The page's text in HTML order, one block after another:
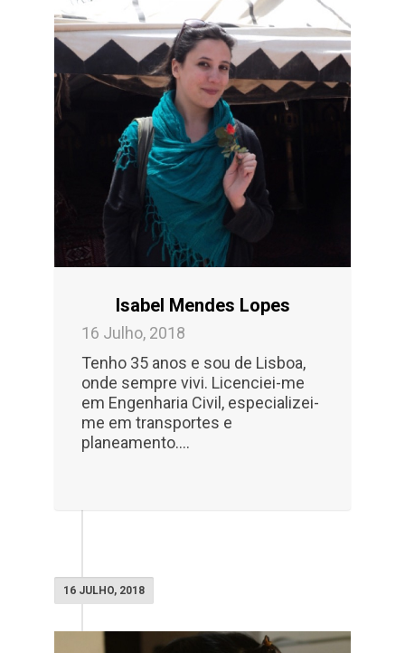
Isabel Mendes Lopes
16 Julho, 2018
Tenho 35 anos e sou de Lisboa,
onde sempre vivi. Licenciei-me
em Engenharia Civil, especializei-
me em transportes e
planeamento....
16 JULHO, 2018